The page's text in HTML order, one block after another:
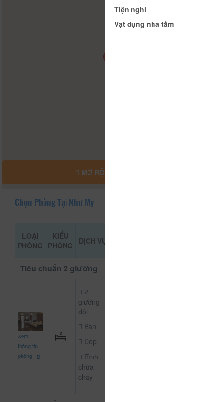
MỞ RỘNG BẢN ĐỒ
Chọn Phòng Tại Như My
LOẠI
PHÒNG
KIỂU
PHÒNG
DỊCH VỤ
Tiêu chuẩn 2 giường
Xem
thông tin
phòng
2
giường
đôi
Bàn
Dép
Bình
chữa
cháy
Tiện nghi
Vật dụng nhà tắm